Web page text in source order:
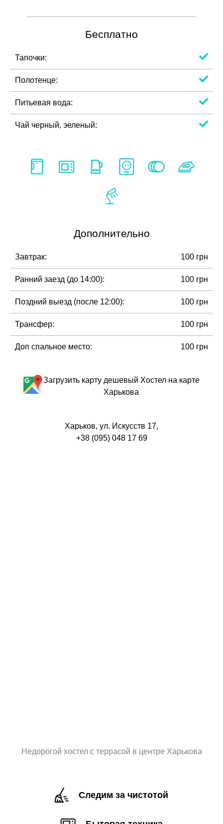
Дополнительно
Завтрак: 100 грн
Ранний заезд (до 14:00): 100 грн
Поздний выезд (после 12:00): 100 грн
Трансфер: 100 грн
Доп спальное место: 100 грн
Бесплатно
Тапочки:
Полотенце:
Питьевая вода:
Чай черный, эеленый:
Загрузить карту дешевый Хостел на карте
Харькова
Харьков, ул. Искусств 17,
+38 (095) 048 17 69
Недорогой хостел с террасой в центре Харькова
Следим за чистотой